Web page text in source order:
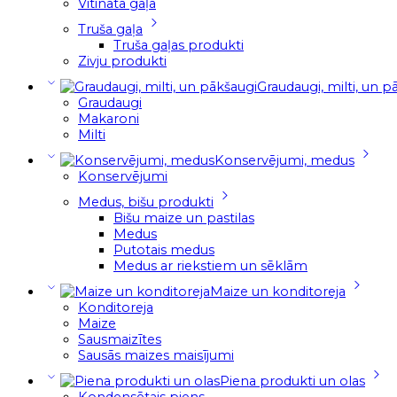
Vītināta gaļa
Truša gaļa
Truša gaļas produkti
Zivju produkti
Graudaugi, milti, un
Graudaugi
Makaroni
Milti
Konservējumi, medus
Konservējumi
Medus, bišu produkti
Bišu maize un pastilas
Medus
Putotais medus
Medus ar riekstiem un sēklām
Maize un konditoreja
Konditoreja
Maize
Sausmaizītes
Sausās maizes maisījumi
Piena produkti un olas